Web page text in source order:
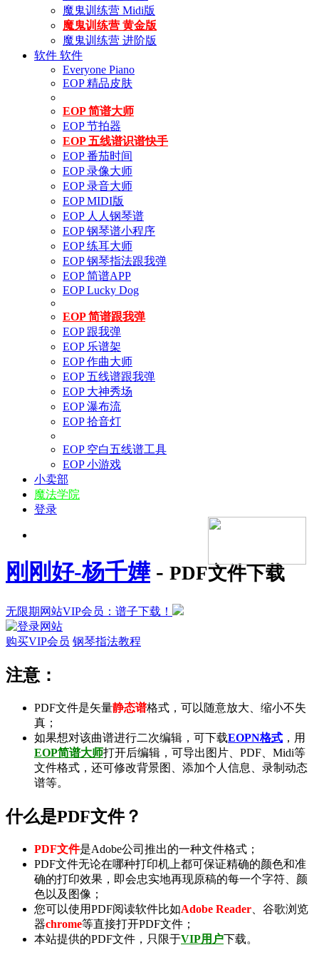
魔鬼训练营 Midi版
魔鬼训练营 黄金版
魔鬼训练营 进阶版
软件 软件
Everyone Piano
EOP 精品皮肤
EOP 简谱大师
EOP 节拍器
EOP 五线谱识谱快手
EOP 番茄时间
EOP 录像大师
EOP 录音大师
EOP MIDI版
EOP 人人钢琴谱
EOP 钢琴谱小程序
EOP 练耳大师
EOP 钢琴指法跟我弹
EOP 简谱APP
EOP Lucky Dog
EOP 简谱跟我弹
EOP 跟我弹
EOP 乐谱架
EOP 作曲大师
EOP 五线谱跟我弹
EOP 大神秀场
EOP 瀑布流
EOP 拾音灯
EOP 空白五线谱工具
EOP 小游戏
小卖部
魔法学院
登录
刚刚好-杨千嬅- PDF文件下载
无限期网站VIP会员：谱子下载！
购买VIP会员 钢琴指法教程
注意：
PDF文件是矢量静态谱格式，可以随意放大、缩小不失
真；
如果想对该曲谱进行二次编辑，可下载EOPN格式 ，用
EOP简谱大师打开后编辑，可导出 图片 PDF Midi等
文件格式，还可修改背景图、添加个人信息、录制 动态
谱等。
什么是PDF文件？
PDF文件是Adobe公司推出的一种文件格式；
PDF文件无论在哪种打印机上都可保证精确的颜色和准
确的打印效果，即会忠实地再现原稿的每一个字符、颜
色以及图像；
您可以使用PDF阅读软件比如Adobe Reader 、谷歌浏览
器chrome等直接打开PDF文件；
本站提供的PDF文件，只限于VIP用户下载。